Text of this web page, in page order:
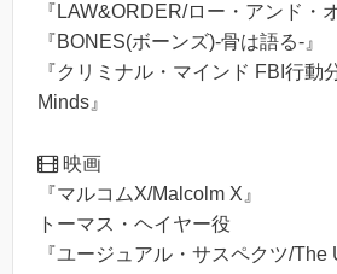
『LAW&ORDER/ロー・アンド・
『BONES(ボーンズ)-骨は語る-』
『クリミナル・マインド FBI行動
Minds』
映画
『マルコムX/Malcolm X』
トーマス・ヘイヤー役
『ユージュアル・サスペクツ/The